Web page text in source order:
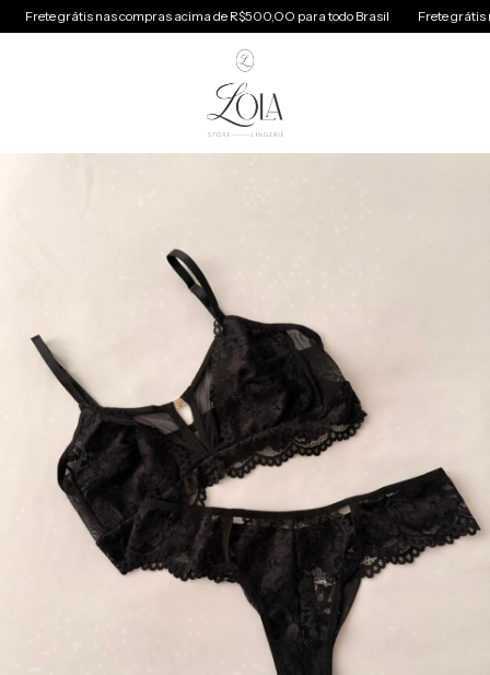
nas compras acima de R$500,OO para todo Brasil Frete grátis nas